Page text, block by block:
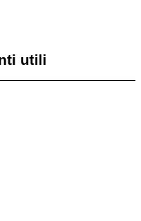
utili